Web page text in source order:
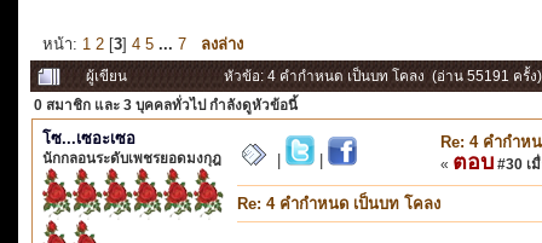
หน้า: 1 2 [3] 4 5 ... 7 ลงล่าง
ผู้เขียน
หัวข้อ: 4 คำกำหนด เป็นบท โคลง (อ่าน 55191 ครั้ง)
0 สมาชิก และ 3 บุคคลทั่วไป กำลังดูหัวข้อนี้
โซ...เซอะเซอ
นักกลอนระดับเพชรยอดมงกุฎ
Re: 4 คำกำห
« ตอบ #30 เ
Re: 4 คำกำหนด เป็นบท โคลง